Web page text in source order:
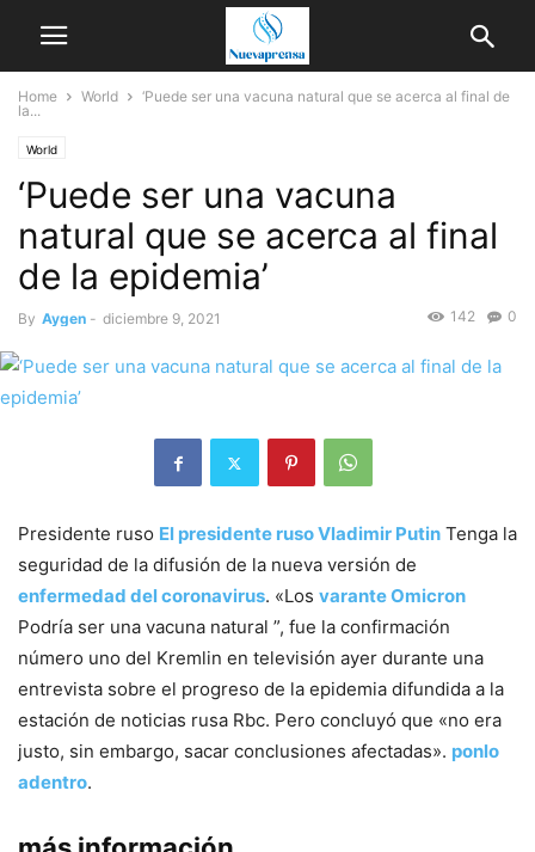
Home World
‘Puede ser una vacuna natural que se acerca al final de
la...
World
‘Puede ser una vacuna
natural que se acerca al final
de la epidemia’
By Aygen - diciembre 9, 2021 0
142
Presidente ruso El presidente ruso Vladimir Putin Tenga la
seguridad de la difusión de la nueva versión de
enfermedad del coronavirus. «Los varante Omicron
Podría ser una vacuna natural ”, fue la confirmación
número uno del Kremlin en televisión ayer durante una
entrevista sobre el progreso de la epidemia difundida a la
estación de noticias rusa Rbc. Pero concluyó que «no era
justo, sin embargo, sacar conclusiones afectadas». ponlo
adentro.